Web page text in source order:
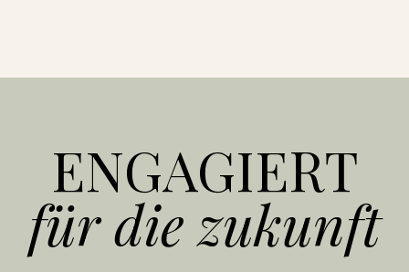
ENGAGIERT
für die zukunft